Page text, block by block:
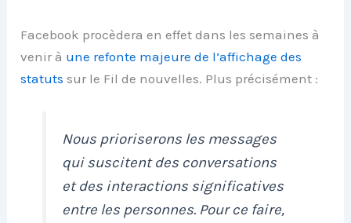
Facebook procèdera en effet dans les semaines à
venir à une refonte majeure de l’affichage des
statuts sur le Fil de nouvelles. Plus précisément :
Nous prioriserons les messages
qui suscitent des conversations
et des interactions significatives
entre les personnes. Pour ce faire,